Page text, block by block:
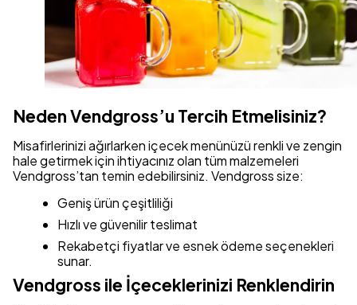
Neden Vendgross’u Tercih Etmelisiniz?
Misafirlerinizi ağırlarken içecek menünüzü renkli ve zengin
hale getirmek için ihtiyacınız olan tüm malzemeleri
Vendgross’tan temin edebilirsiniz. Vendgross size:
Geniş ürün çeşitliliği
Hızlı ve güvenilir teslimat
Rekabetçi fiyatlar ve esnek ödeme seçenekleri
sunar.
Vendgross ile İçeceklerinizi Renklendirin